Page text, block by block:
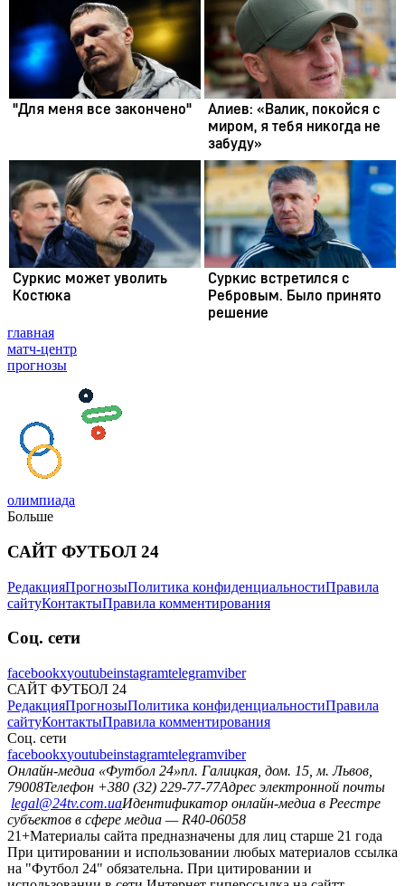
главная
матч-центр
прогнозы
олимпиада
Больше
САЙТ ФУТБОЛ 24
РедакцияПрогнозыПолитика конфиденциальностиПравила
сайтуКонтактыПравила комментирования
Соц. сети
facebookxyoutubeinstagramtelegramviber
САЙТ ФУТБОЛ 24
РедакцияПрогнозыПолитика конфиденциальностиПравила
сайтуКонтактыПравила комментирования
Соц. сети
facebookxyoutubeinstagramtelegramviber
Онлайн-медиа «Футбол 24»пл. Галицкая, дом. 15, м. Львов,
79008Телефон +380 (32) 229-77-77Адрес электронной почты
legal@24tv.com.uaИдентификатор онлайн-медиа в Реестре
субъектов в сфере медиа — R40-06058
21+Материалы сайта предназначены для лиц старше 21 года
При цитировании и использовании любых материалов ссылка
на "Футбол 24" обязательна. При цитировании и